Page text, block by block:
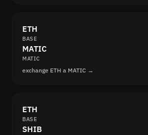
ETH
BASE
MATIC
MATIC
exchange ETH a MATIC →
ETH
BASE
SHIB